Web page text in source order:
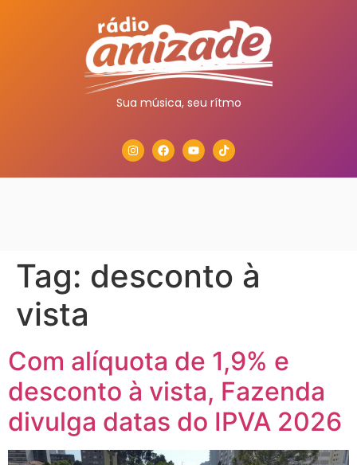
Sua música, seu rítmo
Tag: desconto à
vista
Com alíquota de 1,9% e
desconto à vista, Fazenda
divulga datas do IPVA 2026